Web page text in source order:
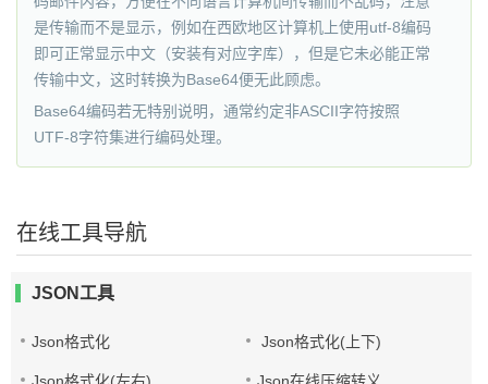
是传输而不是显示，例如在西欧地区计算机上使用utf-8编码
即可正常显示中文（安装有对应字库），但是它未必能正常
传输中文，这时转换为Base64便无此顾虑。
Base64编码若无特别说明，通常约定非ASCII字符按照
UTF-8字符集进行编码处理。
在线工具导航
JSON工具
Json格式化 Json格式化(上下)